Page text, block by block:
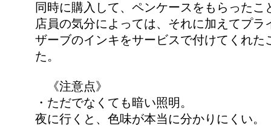
同時に購入して、ペンケースをもらったこ
店員の気分によっては、それに加えてプラ
ザーブのインキをサービスで付けてくれた
た。
《注意点》
・ただでなくても暗い照明。
夜に行くと、色味が本当に分かりにくい。